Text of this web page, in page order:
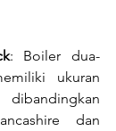
: Boiler dua-
ukuran
dan